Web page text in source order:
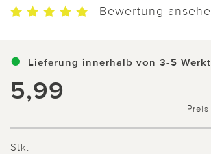
Bewertung
Lieferung innerhalb von 3-5
5,99
Stk.